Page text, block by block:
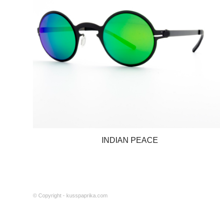
INDIAN PEACE
© Copyright - kusspaprika.com